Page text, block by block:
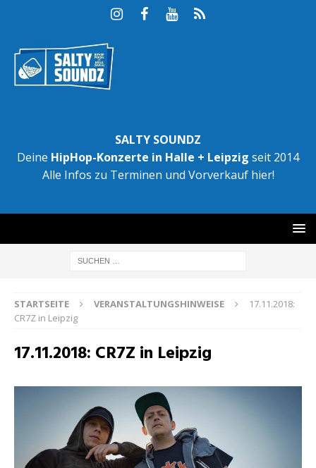
SALTY SOUNDZ
Deine HipHop-Konzerte in Halle + Leipzig seit 2014
Alle Infos zu Terminen und Vorverkauf hier!
STARTSEITE VERANSTALTUNGSHINWEISE
17.11.2018:
CR7Z in Leipzig
17.11.2018: CR7Z in Leipzig